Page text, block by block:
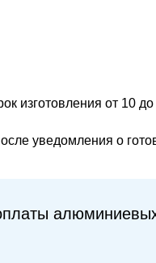
изготовления от 10
уведомления о